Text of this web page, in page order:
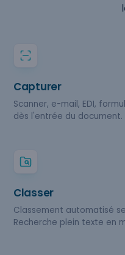
Capturer
Scanner, e-mail, EDI,
dès l'entrée du document.
Classer
Classement automatisé
Recherche plein texte en